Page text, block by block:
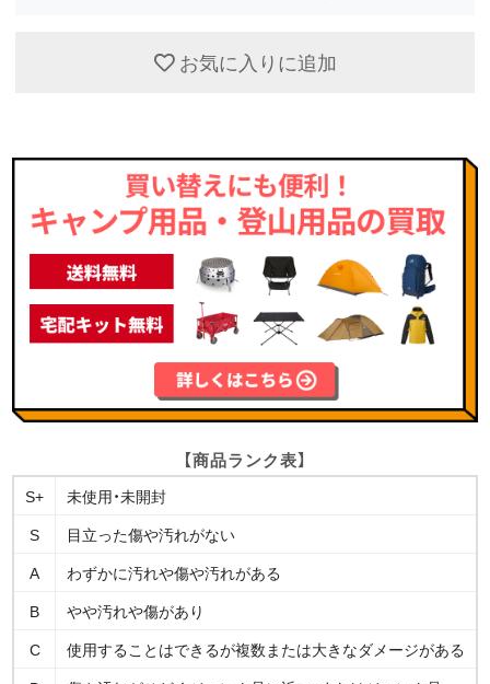
お気に入りに追加
【商品ランク表】
S+
未使用・未開封
S
目立った傷や汚れがない
A
わずかに汚れや傷や汚れがある
B
やや汚れや傷があり
C
使用することはできるが複数または大きなダメージがある